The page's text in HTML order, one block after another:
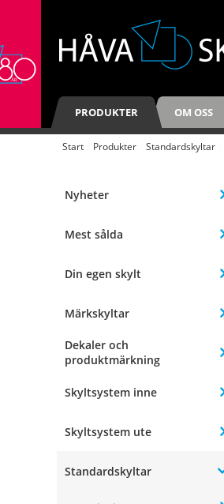
PRODUKTER OM OSS
Start Produkter Standardskyltar
Nyheter
Mest sålda
Din egen skylt
Märkskyltar
Dekaler och
produktmärkning
Skyltsystem inne
Skyltsystem ute
Standardskyltar